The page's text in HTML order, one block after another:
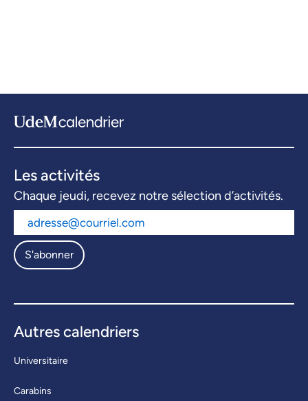
Les activités
Chaque jeudi, recevez notre sélection d’activités.
S'abonner
Autres calendriers
Universitaire
Carabins